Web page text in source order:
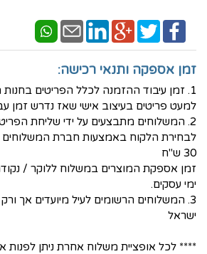
זמן אספקה ותנאי רכישה:
למעט פריטים בעיצוב אישי שאז נדרש זמן
2. המשלוחים מתבצעים על ידי שליחת
30 ש"ח
ימי עסקים.
3. המשלוחים הרשומים לעיל מיועדים אך
ישראל
**** לכל אופציית משלוח אחרת ניתן לפנות